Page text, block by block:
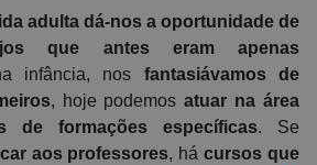
adulta dá-nos a oportunidade de
que antes eram apenas
infância, nos fantasiávamos de
, hoje podemosatuar na área
de formações específicas. Se
aos professores, hácursos que